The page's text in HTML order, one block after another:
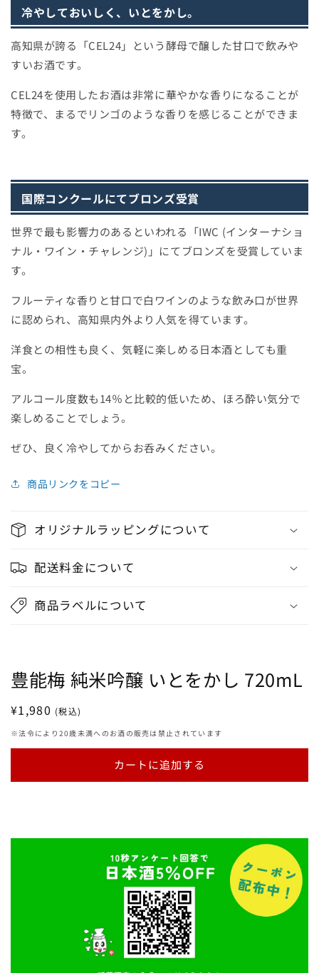
冷やしておいしく、いとをかし。
高知県が誇る「CEL24」という酵母で醸した甘口で飲みや
すいお酒です。
CEL24を使用したお酒は非常に華やかな香りになることが
特徴で、まるでリンゴのような香りを感じることができま
す。
国際コンクールにてブロンズ受賞
世界で最も影響力のあるといわれる「IWC (インターナショ
ナル・ワイン・チャレンジ)」にてブロンズを受賞していま
す。
フルーティな香りと甘口で白ワインのような飲み口が世界
に認められ、高知県内外より人気を得ています。
洋食との相性も良く、気軽に楽しめる日本酒としても重
宝。
アルコール度数も14％と比較的低いため、ほろ酔い気分で
楽しめることでしょう。
ぜひ、良く冷やしてからお呑みください。
商品リンクをコピー
オリジナルラッピングについて
配送料金について
商品ラベルについて
豊能梅 純米吟醸 いとをかし 720mL
通
常
¥1,980 (税込)
※法令により20歳未満へのお酒の販売は禁止されています
カートに追加する